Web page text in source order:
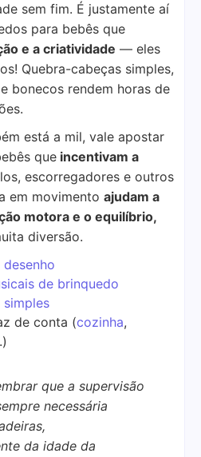
sem fim. É justamente aí
para bebês que
e a criatividade — eles
Quebra-cabeças simples,
bonecos rendem horas de
está a mil, vale apostar
que incentivam a
escorregadores e outros
em movimento ajudam a
motora e o equilíbrio,
diversão.
de brinquedo
simples
de conta (cozinha,
que a supervisão
necessária
da idade da